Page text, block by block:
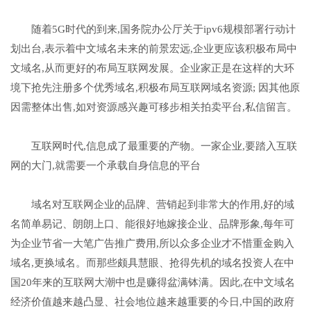
随着5G时代的到来,国务院办公厅关于ipv6规模部署行动计
划出台,表示着中文域名未来的前景宏远,企业更应该积极布局中
文域名,从而更好的布局互联网发展。企业家正是在这样的大环
境下抢先注册多个优秀域名,积极布局互联网域名资源; 因其他原
因需整体出售,如对资源感兴趣可移步相关拍卖平台,私信留言。‌
互联网时代,信息成了最重要的产物。一家企业,要踏入互联
网的大门,就需要一个承载自身信息的平台
域名对互联网企业的品牌、营销起到非常大的作用,好的域
名简单易记、朗朗上口、能很好地嫁接企业、品牌形象,每年可
为企业节省一大笔广告推广费用,所以众多企业才不惜重金购入
域名,更换域名。而那些颇具慧眼、抢得先机的域名投资人在中
国20年来的互联网大潮中也是赚得盆满钵满。因此,在中文域名
经济价值越来越凸显、社会地位越来越重要的今日,中国的政府